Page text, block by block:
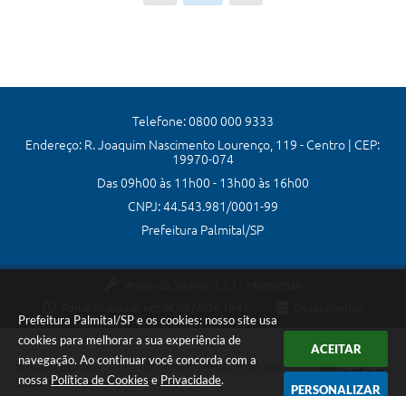
Prefeitura Palmital/SP e os cookies: nosso site usa
cookies para melhorar a sua experiência de
navegação. Ao continuar você concorda com a
nossa Política de Cookies e Privacidade.
ACEITAR
PERSONALIZAR
Telefone: 0800 000 9333
Endereço: R. Joaquim Nascimento Lourenço, 119 - Centro | CEP:
19970-074
Das 09h00 às 11h00 - 13h00 às 16h00
CNPJ: 44.543.981/0001-99
Prefeitura Palmital/SP
Copyright Instar - 2006-2026. Todos os direitos reservados -
Instar Tecnologia